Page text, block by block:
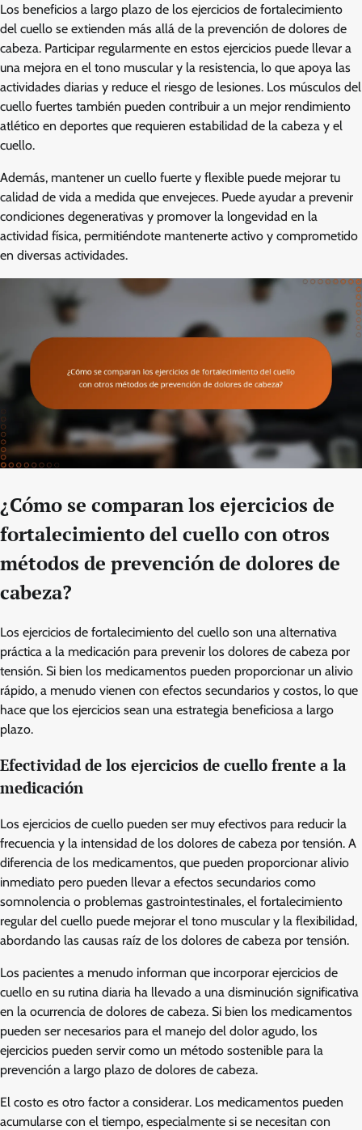
Los beneficios a largo plazo de los ejercicios de fortalecimiento
del cuello se extienden más allá de la prevención de dolores de
cabeza. Participar regularmente en estos ejercicios puede llevar a
una mejora en el tono muscular y la resistencia, lo que apoya las
actividades diarias y reduce el riesgo de lesiones. Los músculos del
cuello fuertes también pueden contribuir a un mejor rendimiento
atlético en deportes que requieren estabilidad de la cabeza y el
cuello.
Además, mantener un cuello fuerte y flexible puede mejorar tu
calidad de vida a medida que envejeces. Puede ayudar a prevenir
condiciones degenerativas y promover la longevidad en la
actividad física, permitiéndote mantenerte activo y comprometido
en diversas actividades.
¿Cómo se comparan los ejercicios de
fortalecimiento del cuello con otros
métodos de prevención de dolores de
cabeza?
Los ejercicios de fortalecimiento del cuello son una alternativa
práctica a la medicación para prevenir los dolores de cabeza por
tensión. Si bien los medicamentos pueden proporcionar un alivio
rápido, a menudo vienen con efectos secundarios y costos, lo que
hace que los ejercicios sean una estrategia beneficiosa a largo
plazo.
Efectividad de los ejercicios de cuello frente a la
medicación
Los ejercicios de cuello pueden ser muy efectivos para reducir la
frecuencia y la intensidad de los dolores de cabeza por tensión. A
diferencia de los medicamentos, que pueden proporcionar alivio
inmediato pero pueden llevar a efectos secundarios como
somnolencia o problemas gastrointestinales, el fortalecimiento
regular del cuello puede mejorar el tono muscular y la flexibilidad,
abordando las causas raíz de los dolores de cabeza por tensión.
Los pacientes a menudo informan que incorporar ejercicios de
cuello en su rutina diaria ha llevado a una disminución significativa
en la ocurrencia de dolores de cabeza. Si bien los medicamentos
pueden ser necesarios para el manejo del dolor agudo, los
ejercicios pueden servir como un método sostenible para la
prevención a largo plazo de dolores de cabeza.
El costo es otro factor a considerar. Los medicamentos pueden
acumularse con el tiempo, especialmente si se necesitan con